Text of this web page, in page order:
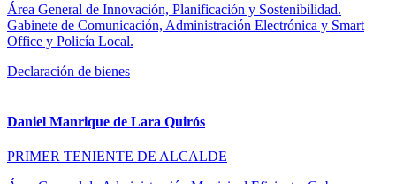
Área General de Innovación, Planificación y Sostenibilidad.
Gabinete de Comunicación, Administración Electrónica y Smart
Office y Policía Local.
Declaración de bienes
Daniel Manrique de Lara Quirós
PRIMER TENIENTE DE ALCALDE